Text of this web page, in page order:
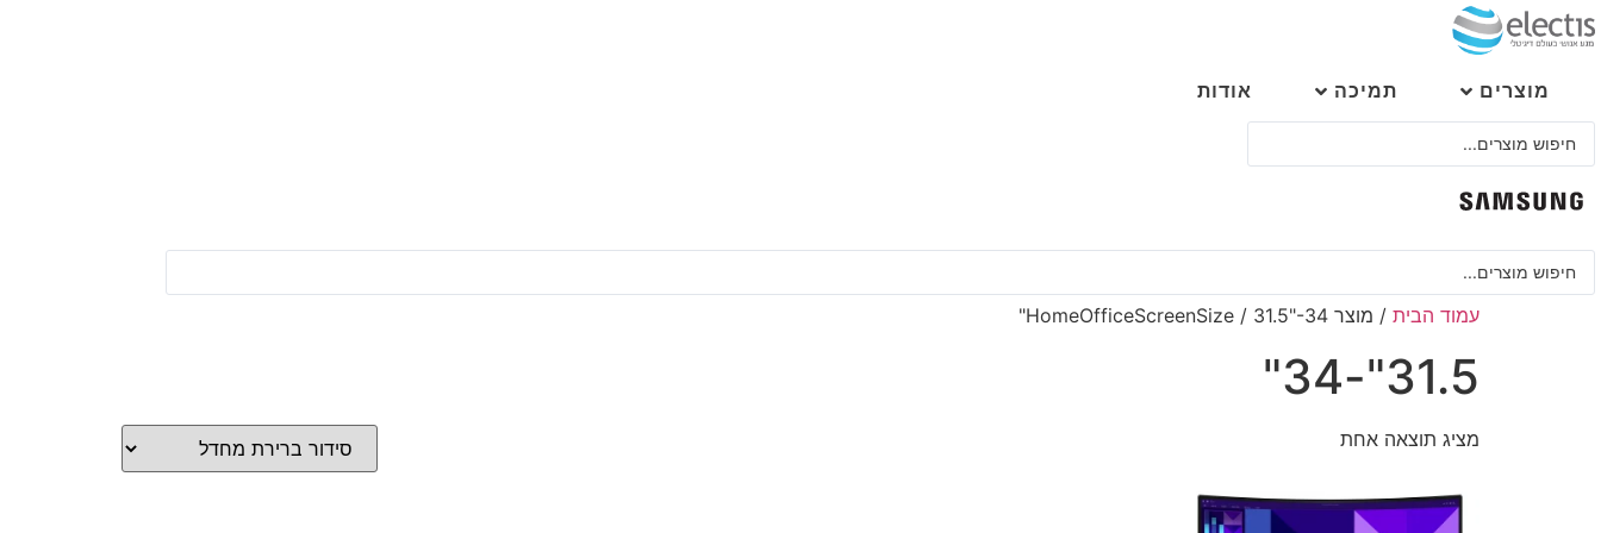
דלג
לתוכן
מוצרים תמיכה אודות
Search
Search
עמוד הבית / מוצר HomeOfficeScreenSize / 31.5"-34"
31.5"-34"
מציג תוצאה אחת